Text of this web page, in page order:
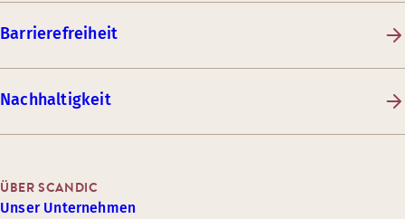
Barrierefreiheit
Nachhaltigkeit
ÜBER SCANDIC
Unser Unternehmen